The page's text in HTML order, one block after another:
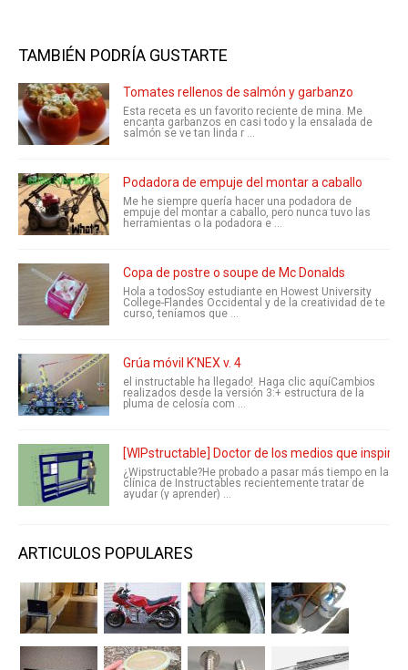
TAMBIÉN PODRÍA GUSTARTE
Tomates rellenos de salmón y garbanzo
Esta receta es un favorito reciente de mina. Me
encanta garbanzos en casi todo y la ensalada de
salmón se ve tan linda r ...
Podadora de empuje del montar a caballo
Me he siempre quería hacer una podadora de
empuje del montar a caballo, pero nunca tuvo las
herramientas o la podadora e ...
Copa de postre o soupe de Mc Donalds
Hola a todosSoy estudiante en Howest University
College-Flandes Occidental y de la creatividad de te
curso, teníamos que ...
Grúa móvil K'NEX v. 4
el instructable ha llegado! Haga clic aquíCambios
realizados desde la versión 3:+ estructura de la
pluma de celosía com ...
[WIPstructable] Doctor de los medios que
¿Wipstructable?He probado a pasar más tiempo en la
clínica de Instructables recientemente tratar de
ayudar (y aprender) ...
ARTICULOS POPULARES